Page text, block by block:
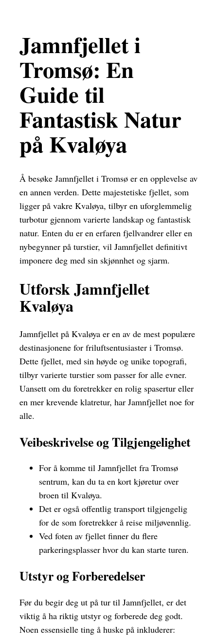
Jamnfjellet i
Tromsø: En
Guide til
Fantastisk Natur
på Kvaløya
Å besøke Jamnfjellet i Tromsø er en opplevelse av
en annen verden. Dette majestetiske fjellet, som
ligger på vakre Kvaløya, tilbyr en uforglemmelig
turbotur gjennom varierte landskap og fantastisk
natur. Enten du er en erfaren fjellvandrer eller en
nybegynner på turstier, vil Jamnfjellet definitivt
imponere deg med sin skjønnhet og sjarm.
Utforsk Jamnfjellet
Kvaløya
Jamnfjellet på Kvaløya er en av de mest populære
destinasjonene for friluftsentusiaster i Tromsø.
Dette fjellet, med sin høyde og unike topografi,
tilbyr varierte turstier som passer for alle evner.
Uansett om du foretrekker en rolig spasertur eller
en mer krevende klatretur, har Jamnfjellet noe for
alle.
Veibeskrivelse og Tilgjengelighet
For å komme til Jamnfjellet fra Tromsø
sentrum, kan du ta en kort kjøretur over
broen til Kvaløya.
Det er også offentlig transport tilgjengelig
for de som foretrekker å reise miljøvennlig.
Ved foten av fjellet finner du flere
parkeringsplasser hvor du kan starte turen.
Utstyr og Forberedelser
Før du begir deg ut på tur til Jamnfjellet, er det
viktig å ha riktig utstyr og forberede deg godt.
Noen essensielle ting å huske på inkluderer: